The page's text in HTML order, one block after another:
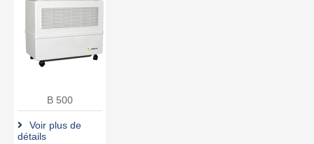
B 500
Voir plus de
détails